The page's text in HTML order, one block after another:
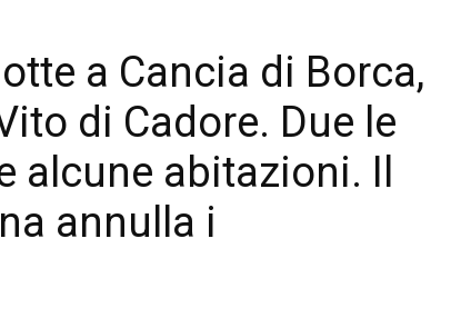
a Cancia di Borca,
di Cadore. Due le
alcune abitazioni. Il
annulla i